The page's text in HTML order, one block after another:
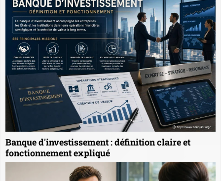
Banque d'investissement : définition claire et
fonctionnement expliqué